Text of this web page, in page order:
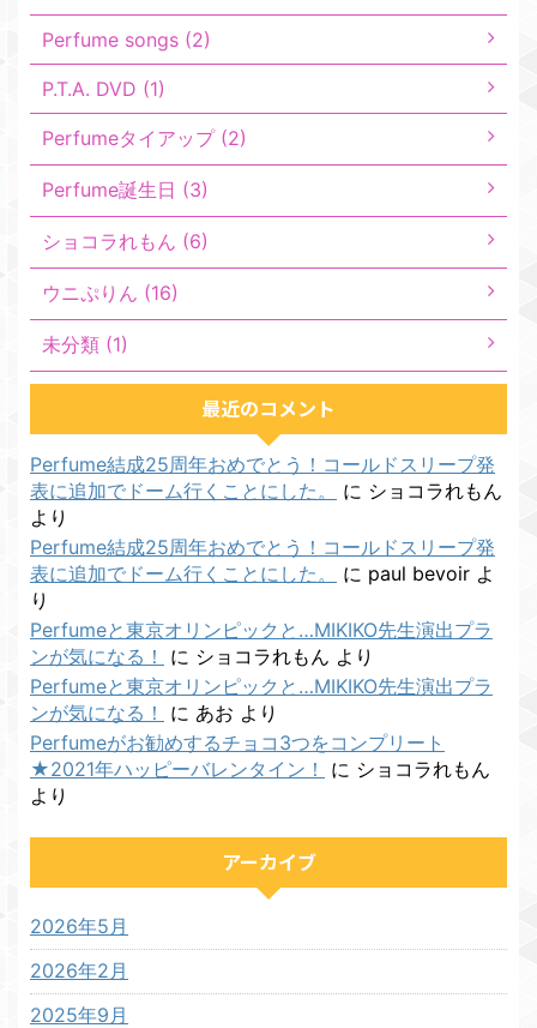
Perfume songs (2)
P.T.A. DVD (1)
Perfumeタイアップ (2)
Perfume誕生日 (3)
ショコラれもん (6)
ウニぷりん (16)
未分類 (1)
最近のコメント
Perfume結成25周年おめでとう！コールドスリープ発
表に追加でドーム行くことにした。
に ショコラれもん
より
Perfume結成25周年おめでとう！コールドスリープ発
表に追加でドーム行くことにした。
に paul bevoir よ
り
Perfumeと東京オリンピックと…MIKIKO先生演出プラ
ンが気になる！
に ショコラれもん より
Perfumeと東京オリンピックと…MIKIKO先生演出プラ
ンが気になる！
に あお より
Perfumeがお勧めするチョコ3つをコンプリート
★2021年ハッピーバレンタイン！
に ショコラれもん
より
アーカイブ
2026年5月
2026年2月
2025年9月